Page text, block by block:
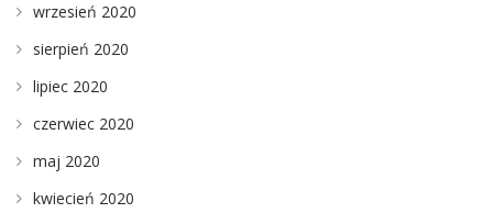
wrzesień 2020
sierpień 2020
lipiec 2020
czerwiec 2020
maj 2020
kwiecień 2020